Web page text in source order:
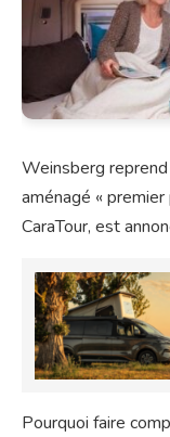
Weinsberg
aménagé «
CaraTour, est
Pourquoi faire